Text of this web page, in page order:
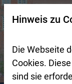
Zur Startseite
Zum Seitenanfang
Zur Navigation/
Zur Suche
Zum Inhalt
Zum Fußbereich
Hinweis zu
Die Webseite
Cookies.
sind sie